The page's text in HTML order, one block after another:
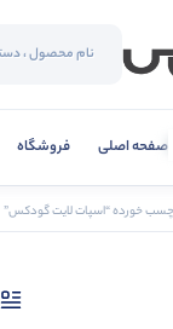
صفحه اصلی فروشگاه
خورده “اسپات لایت گودکس”